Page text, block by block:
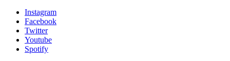
Instagram
Facebook
Twitter
Youtube
Spotify